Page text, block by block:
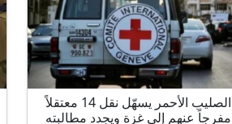
الصليب الأحمر يسهّل نقل 14 معتقلاً
مفرجاً عنهم إلى غزة ويجدد مطالبته